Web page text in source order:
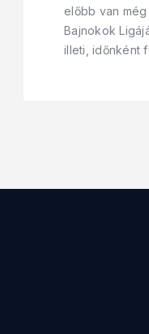
előbb van
Bajnokok
illeti, időnként